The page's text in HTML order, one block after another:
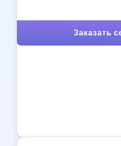
Заказать